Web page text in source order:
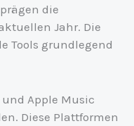
die
Jahr. Die
Tools grundlegend
Apple Music
Diese Plattformen